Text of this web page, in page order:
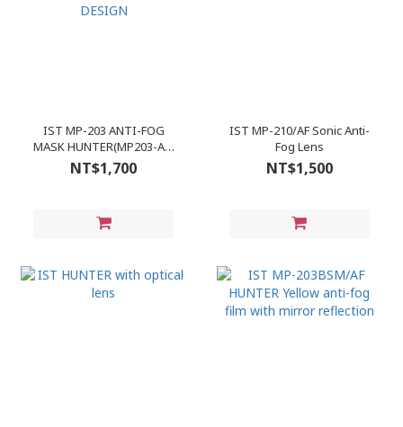
IST MP-203 ANTI-FOG
MASK HUNTER(MP203-AF)
SUPER LOW VOLUME
DESIGN
NT$1,700
IST MP-210/AF Sonic Anti-
Fog Lens
NT$1,500